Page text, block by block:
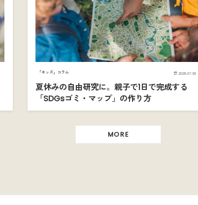
「キッズ」コラム 2026.07.30
夏休みの自由研究に。親子で1日で完成する
「SDGsゴミ・マップ」の作り方
MORE